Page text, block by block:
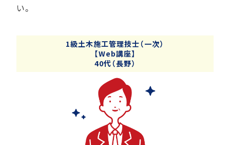
い。
1級土木施工管理技士（一次）
【Web講座】
40代（長野）